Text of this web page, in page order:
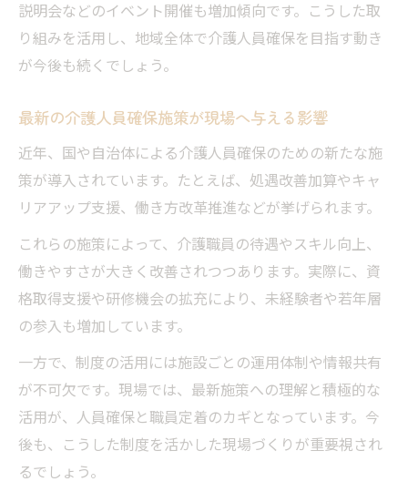
説明会などのイベント開催も増加傾向です。こうした取
り組みを活用し、地域全体で介護人員確保を目指す動き
が今後も続くでしょう。
最新の介護人員確保施策が現場へ与える影響
近年、国や自治体による介護人員確保のための新たな施
策が導入されています。たとえば、処遇改善加算やキャ
リアアップ支援、働き方改革推進などが挙げられます。
これらの施策によって、介護職員の待遇やスキル向上、
働きやすさが大きく改善されつつあります。実際に、資
格取得支援や研修機会の拡充により、未経験者や若年層
の参入も増加しています。
一方で、制度の活用には施設ごとの運用体制や情報共有
が不可欠です。現場では、最新施策への理解と積極的な
活用が、人員確保と職員定着のカギとなっています。今
後も、こうした制度を活かした現場づくりが重要視され
るでしょう。